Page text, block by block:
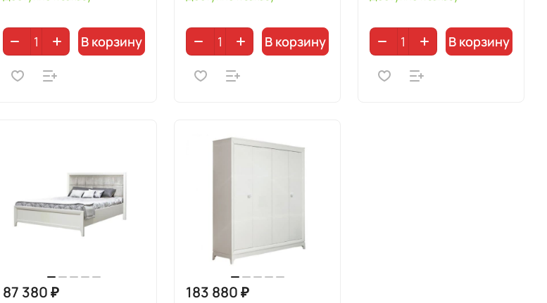
В корзину В корзину В корзину
87 380 ₽ 183 880 ₽